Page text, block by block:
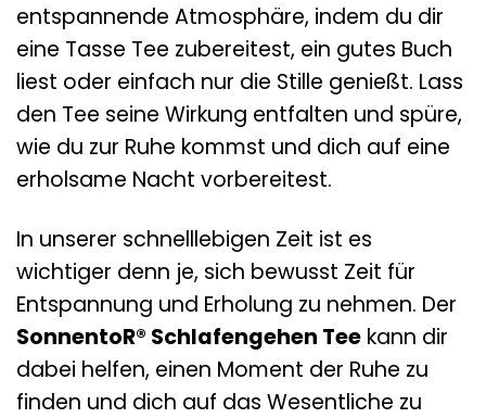
entspannende Atmosphäre, indem du dir
eine Tasse Tee zubereitest, ein gutes Buch
liest oder einfach nur die Stille genießt. Lass
den Tee seine Wirkung entfalten und spüre,
wie du zur Ruhe kommst und dich auf eine
erholsame Nacht vorbereitest.
In unserer schnelllebigen Zeit ist es
wichtiger denn je, sich bewusst Zeit für
Entspannung und Erholung zu nehmen. Der
SonnentoR® Schlafengehen Tee kann dir
dabei helfen, einen Moment der Ruhe zu
finden und dich auf das Wesentliche zu